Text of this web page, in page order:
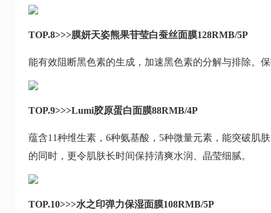
TOP.8>>>膜妍天姿熊果苷莹白蚕丝面膜128RMB/5P
能有效阻断黑色素的生成，加速黑色素的分解与排除。
TOP.9>>>Lumi胶原蛋白面膜88RMB/4P
蕴含11种维生素，6种氨基酸，5种微量元素，能突破肌
的同时，更令肌肤长时间保持清爽水润、晶莹细腻。
TOP.10>>>水之印弹力保湿面膜108RMB/5P